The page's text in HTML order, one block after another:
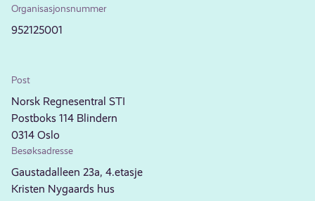
Organisasjonsnummer
952125001
Post
Norsk Regnesentral STI
Postboks 114 Blindern
0314 Oslo
Besøksadresse
Gaustadalleen 23a, 4.etasje
Kristen Nygaards hus